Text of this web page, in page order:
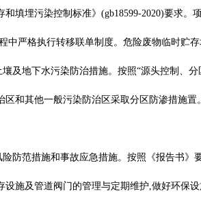
和填埋污染控制标准》(gb18599-2020)要求
中严格执行转移联单制度。危险废物临时贮
及地下水污染防治措施。按照“源头控制、
区和其他一般污染防治区采取分区防渗措施
防范措施和事故应急措施。按照《报告书
设施及管道阀门的管理与定期维护,做好环保